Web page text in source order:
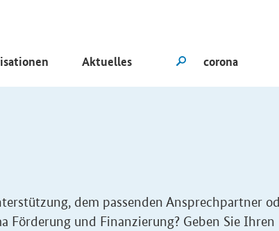
Aktuelles
dem passenden Ansprechpartner
und Finanzierung? Geben Sie Ihren